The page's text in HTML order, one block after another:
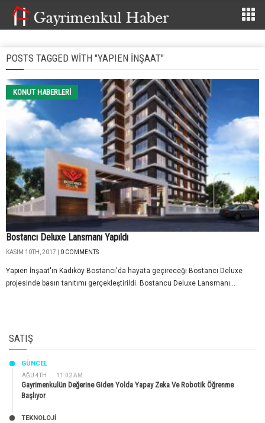
POSTS TAGGED WITH "YAPIEN INŞAAT"
KONUT HABERLERI
Bostancı Deluxe Lansmanı Yapıldı
KASIM 10TH, 2017 | 0 COMMENTS
Yapıen İnşaat'ın Kadıköy Bostancı'da hayata geçireceği Bostancı Deluxe
projesinde basın tanıtımı gerçekleştirildi. Bostancu Deluxe Lansmanı...
SATIŞ
AĞU 4TH 11:02 AM
GÜNCEL
Gayrimenkulün Değerine Giden Yolda Yapay Zeka Ve Robotik Öğrenme
Başlıyor
TEKNOLOJİ